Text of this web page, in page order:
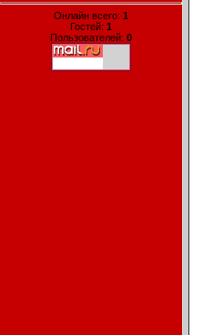
Онлайн всего: 1
Гостей: 1
Пользователей: 0